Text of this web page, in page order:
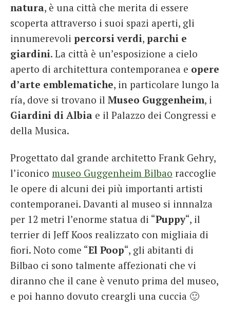
natura, è una città che merita di essere
scoperta attraverso i suoi spazi aperti, gli
innumerevoli percorsi verdi, parchi e
giardini. La città è un’esposizione a cielo
aperto di architettura contemporanea e opere
d’arte emblematiche, in particolare lungo la
ría, dove si trovano il Museo Guggenheim, i
Giardini di Albia e il Palazzo dei Congressi e
della Musica.
Progettato dal grande architetto Frank Gehry,
l’iconico museo Guggenheim Bilbao raccoglie
le opere di alcuni dei più importanti artisti
contemporanei. Davanti al museo si innnalza
per 12 metri l’enorme statua di “Puppy“, il
terrier di Jeff Koos realizzato con migliaia di
fiori. Noto come “El Poop“, gli abitanti di
Bilbao ci sono talmente affezionati che vi
diranno che il cane è venuto prima del museo,
e poi hanno dovuto creargli una cuccia 🙂